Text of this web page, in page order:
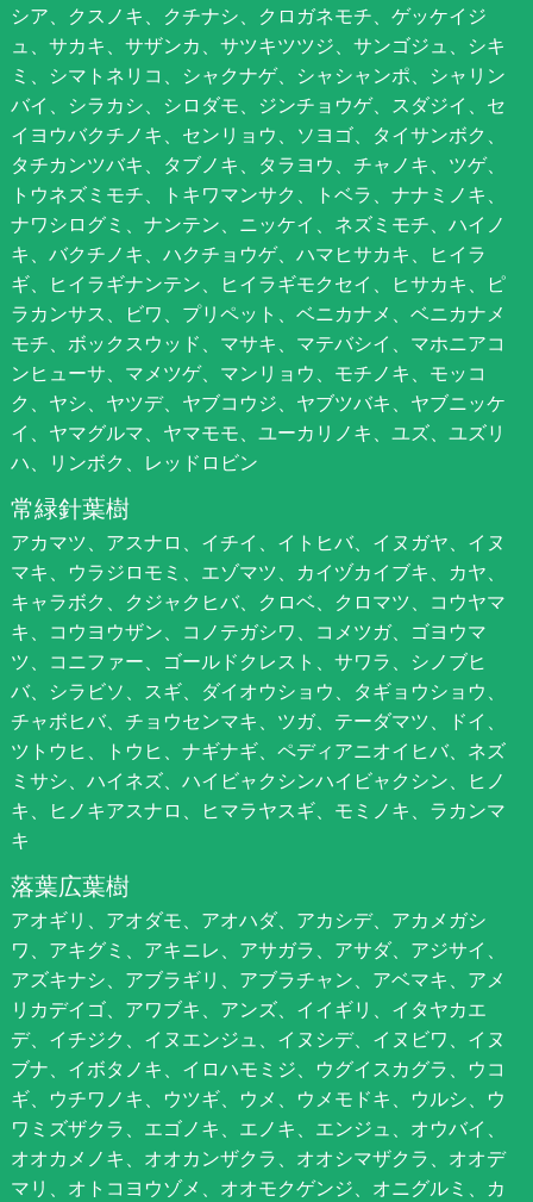
シア、クスノキ、クチナシ、クロガネモチ、ゲッケイジ
ュ、サカキ、サザンカ、サツキツツジ、サンゴジュ、シキ
ミ、シマトネリコ、シャクナゲ、シャシャンポ、シャリン
バイ、シラカシ、シロダモ、ジンチョウゲ、スダジイ、セ
イヨウバクチノキ、センリョウ、ソヨゴ、タイサンボク、
タチカンツバキ、タブノキ、タラヨウ、チャノキ、ツゲ、
トウネズミモチ、トキワマンサク、トベラ、ナナミノキ、
ナワシログミ、ナンテン、ニッケイ、ネズミモチ、ハイノ
キ、バクチノキ、ハクチョウゲ、ハマヒサカキ、ヒイラ
ギ、ヒイラギナンテン、ヒイラギモクセイ、ヒサカキ、ピ
ラカンサス、ビワ、プリペット、ベニカナメ、ベニカナメ
モチ、ボックスウッド、マサキ、マテバシイ、マホニアコ
ンヒューサ、マメツゲ、マンリョウ、モチノキ、モッコ
ク、ヤシ、ヤツデ、ヤブコウジ、ヤブツバキ、ヤブニッケ
イ、ヤマグルマ、ヤマモモ、ユーカリノキ、ユズ、ユズリ
ハ、リンボク、レッドロビン
常緑針葉樹
アカマツ、アスナロ、イチイ、イトヒバ、イヌガヤ、イヌ
マキ、ウラジロモミ、エゾマツ、カイヅカイブキ、カヤ、
キャラボク、クジャクヒバ、クロベ、クロマツ、コウヤマ
キ、コウヨウザン、コノテガシワ、コメツガ、ゴヨウマ
ツ、コニファー、ゴールドクレスト、サワラ、シノブヒ
バ、シラビソ、スギ、ダイオウショウ、タギョウショウ、
チャボヒバ、チョウセンマキ、ツガ、テーダマツ、ドイ、
ツトウヒ、トウヒ、ナギナギ、ペディアニオイヒバ、ネズ
ミサシ、ハイネズ、ハイビャクシンハイビャクシン、ヒノ
キ、ヒノキアスナロ、ヒマラヤスギ、モミノキ、ラカンマ
キ
落葉広葉樹
アオギリ、アオダモ、アオハダ、アカシデ、アカメガシ
ワ、アキグミ、アキニレ、アサガラ、アサダ、アジサイ、
アズキナシ、アブラギリ、アブラチャン、アベマキ、アメ
リカデイゴ、アワブキ、アンズ、イイギリ、イタヤカエ
デ、イチジク、イヌエンジュ、イヌシデ、イヌビワ、イヌ
ブナ、イボタノキ、イロハモミジ、ウグイスカグラ、ウコ
ギ、ウチワノキ、ウツギ、ウメ、ウメモドキ、ウルシ、ウ
ワミズザクラ、エゴノキ、エノキ、エンジュ、オウバイ、
オオカメノキ、オオカンザクラ、オオシマザクラ、オオデ
マリ、オトコヨウゾメ、オオモクゲンジ、オニグルミ、カ